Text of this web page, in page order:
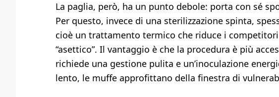
La paglia, però, ha un punto debole: porta con sé
Per questo, invece di una sterilizzazione spinta,
cioè un trattamento termico che riduce i
“asettico”. Il vantaggio è che la procedura è più
richiede una gestione pulita e un’inoculazione
lento, le muffe approfittano della finestra di